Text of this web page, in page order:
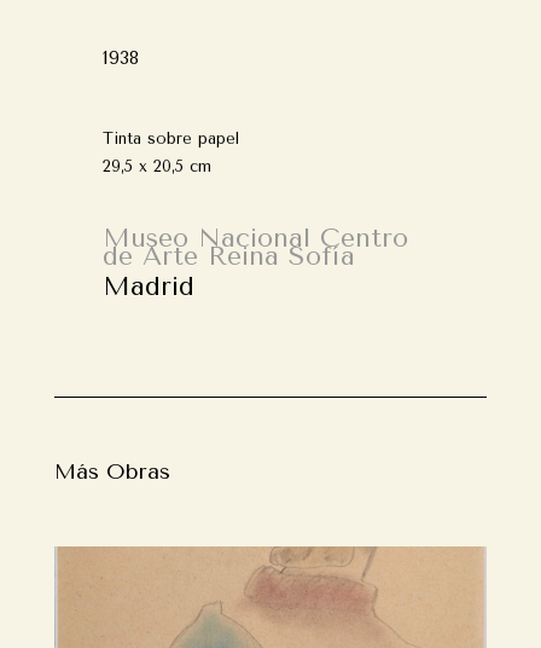
1938
Tinta sobre papel
29,5 x 20,5 cm
Museo Nacional Centro
de Arte Reina Sofía
Madrid
Más Obras